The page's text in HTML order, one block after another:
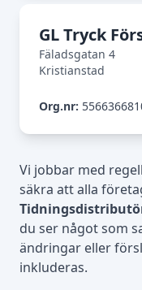
GL Tryck
Fäladsgatan 4
Kristianstad
Org.nr:
Vi jobbar med
säkra att alla
du ser något som
ändringar eller
inkluderas.